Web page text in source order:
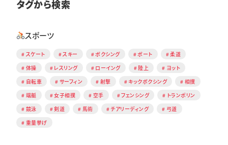
タグから検索
スポーツ
スケート スキー ボクシング ボート
柔道
体操
レスリング ローイング 陸上
ヨット
自転車
サーフィン 射撃 キックボクシング
相撲
端艇
女子相撲 空手 フェンシング
トランポリン
競泳
剣道 馬術 チアリーディング
弓道
重量挙げ